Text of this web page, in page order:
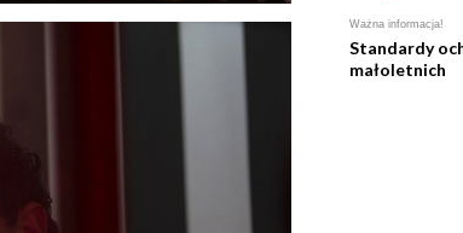
Ważna informacja!
Standardy
małoletnich